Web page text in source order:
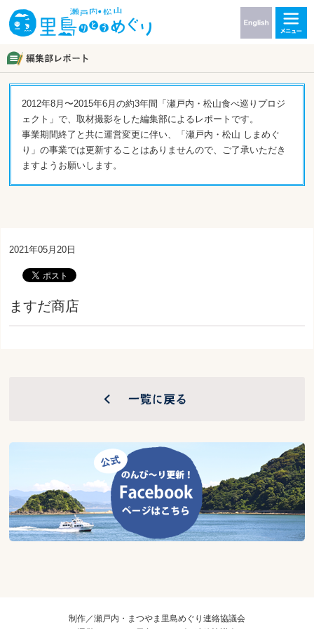
2012年8月〜2015年6月の約3年間「瀬戸内・松山食べ巡りプロジ
ェクト」で、取材撮影をした編集部によるレポートです。
事業期間終了と共に運営変更に伴い、「瀬戸内・松山 しまめぐ
り」の事業では更新することはありませんので、ご了承いただき
ますようお願いします。
2021年05月20日
ますだ商店
制作／瀬戸内・まつやま里島めぐり連絡協議会